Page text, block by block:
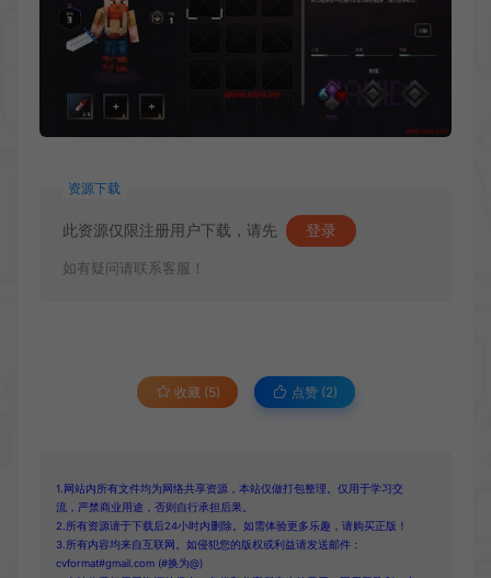
资源下载
此资源仅限注册用户下载，请先 登录
如有疑问请联系客服！
收藏 (5) 点赞 (2)
1.网站内所有文件均为网络共享资源，本站仅做打包整理。仅用于学习交
流，严禁商业用途，否则自行承担后果。
2.所有资源请于下载后24小时内删除。如需体验更多乐趣，请购买正版！
3.所有内容均来自互联网。如侵犯您的版权或利益请发送邮件：
cvformat#gmail.com (#换为@)